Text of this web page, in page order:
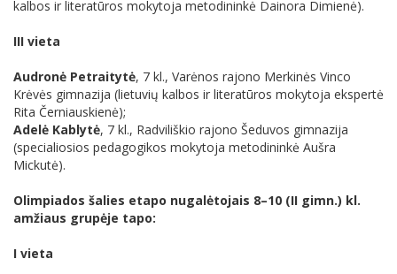
kalbos ir literatūros mokytoja metodininkė Dainora Dimienė).
III vieta
Audronė Petraitytė, 7 kl., Varėnos rajono Merkinės Vinco
Krėvės gimnazija (lietuvių kalbos ir literatūros mokytoja ekspertė
Rita Černiauskienė);
Adelė Kablytė, 7 kl., Radviliškio rajono Šeduvos gimnazija
(specialiosios pedagogikos mokytoja metodininkė Aušra
Mickutė).
Olimpiados šalies etapo nugalėtojais 8–10 (II gimn.) kl.
amžiaus grupėje tapo:
I vieta